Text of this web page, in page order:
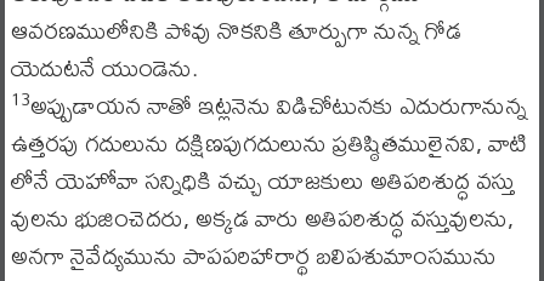
ఆవరణములోనికి పోవు నొకనికి తూర్పుగా నున్న గోడ
యెదుటనే యుండెను.
13అప్పుడాయన నాతో ఇట్లనెను విడిచోటునకు ఎదురుగానున్న
ఉత్తరపు గదులును దక్షిణపుగదులును ప్రతిష్ఠితములైనవి, వాటి
లోనే యెహోవా సన్నిధికి వచ్చు యాజకులు అతిపరిశుద్ధ వస్తు
వులను భుజించెదరు, అక్కడ వారు అతిపరిశుద్ధ వస్తువులను,
అనగా నైవేద్యమును పాపపరిహారార్థ బలిపశుమాంసమును